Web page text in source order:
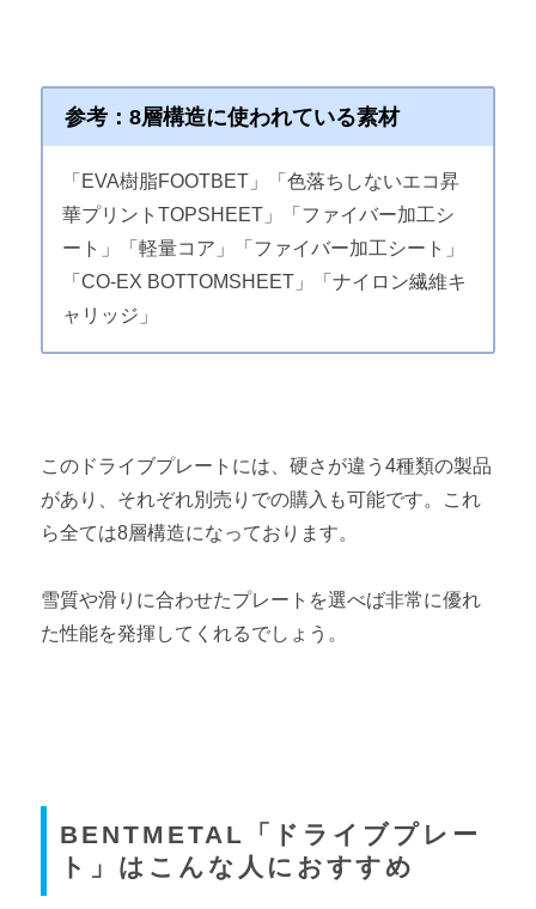
参考：8層構造に使われている素材
「EVA樹脂FOOTBET」「色落ちしないエコ昇
華プリントTOPSHEET」「ファイバー加工シ
ート」「軽量コア」「ファイバー加工シート」
「CO-EX BOTTOMSHEET」「ナイロン繊維キ
ャリッジ」
このドライブプレートには、硬さが違う4種類の製品
があり、それぞれ別売りでの購入も可能です。これ
ら全ては8層構造になっております。
雪質や滑りに合わせたプレートを選べば非常に優れ
た性能を発揮してくれるでしょう。
BENTMETAL「ドライブプレー
ト」はこんな人におすすめ